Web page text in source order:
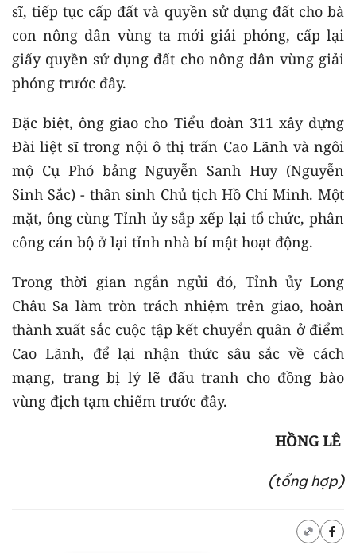
sĩ, tiếp tục cấp đất và quyền sử dụng đất cho bà
con nông dân vùng ta mới giải phóng, cấp lại
giấy quyền sử dụng đất cho nông dân vùng giải
phóng trước đây.
Đặc biệt, ông giao cho Tiểu đoàn 311 xây dựng
Đài liệt sĩ trong nội ô thị trấn Cao Lãnh và ngôi
mộ Cụ Phó bảng Nguyễn Sanh Huy (Nguyễn
Sinh Sắc) - thân sinh Chủ tịch Hồ Chí Minh. Một
mặt, ông cùng Tỉnh ủy sắp xếp lại tổ chức, phân
công cán bộ ở lại tỉnh nhà bí mật hoạt động.
Trong thời gian ngắn ngủi đó, Tỉnh ủy Long
Châu Sa làm tròn trách nhiệm trên giao, hoàn
thành xuất sắc cuộc tập kết chuyển quân ở điểm
Cao Lãnh, để lại nhận thức sâu sắc về cách
mạng, trang bị lý lẽ đấu tranh cho đồng bào
vùng địch tạm chiếm trước đây.
HỒNG LÊ
(tổng hợp)